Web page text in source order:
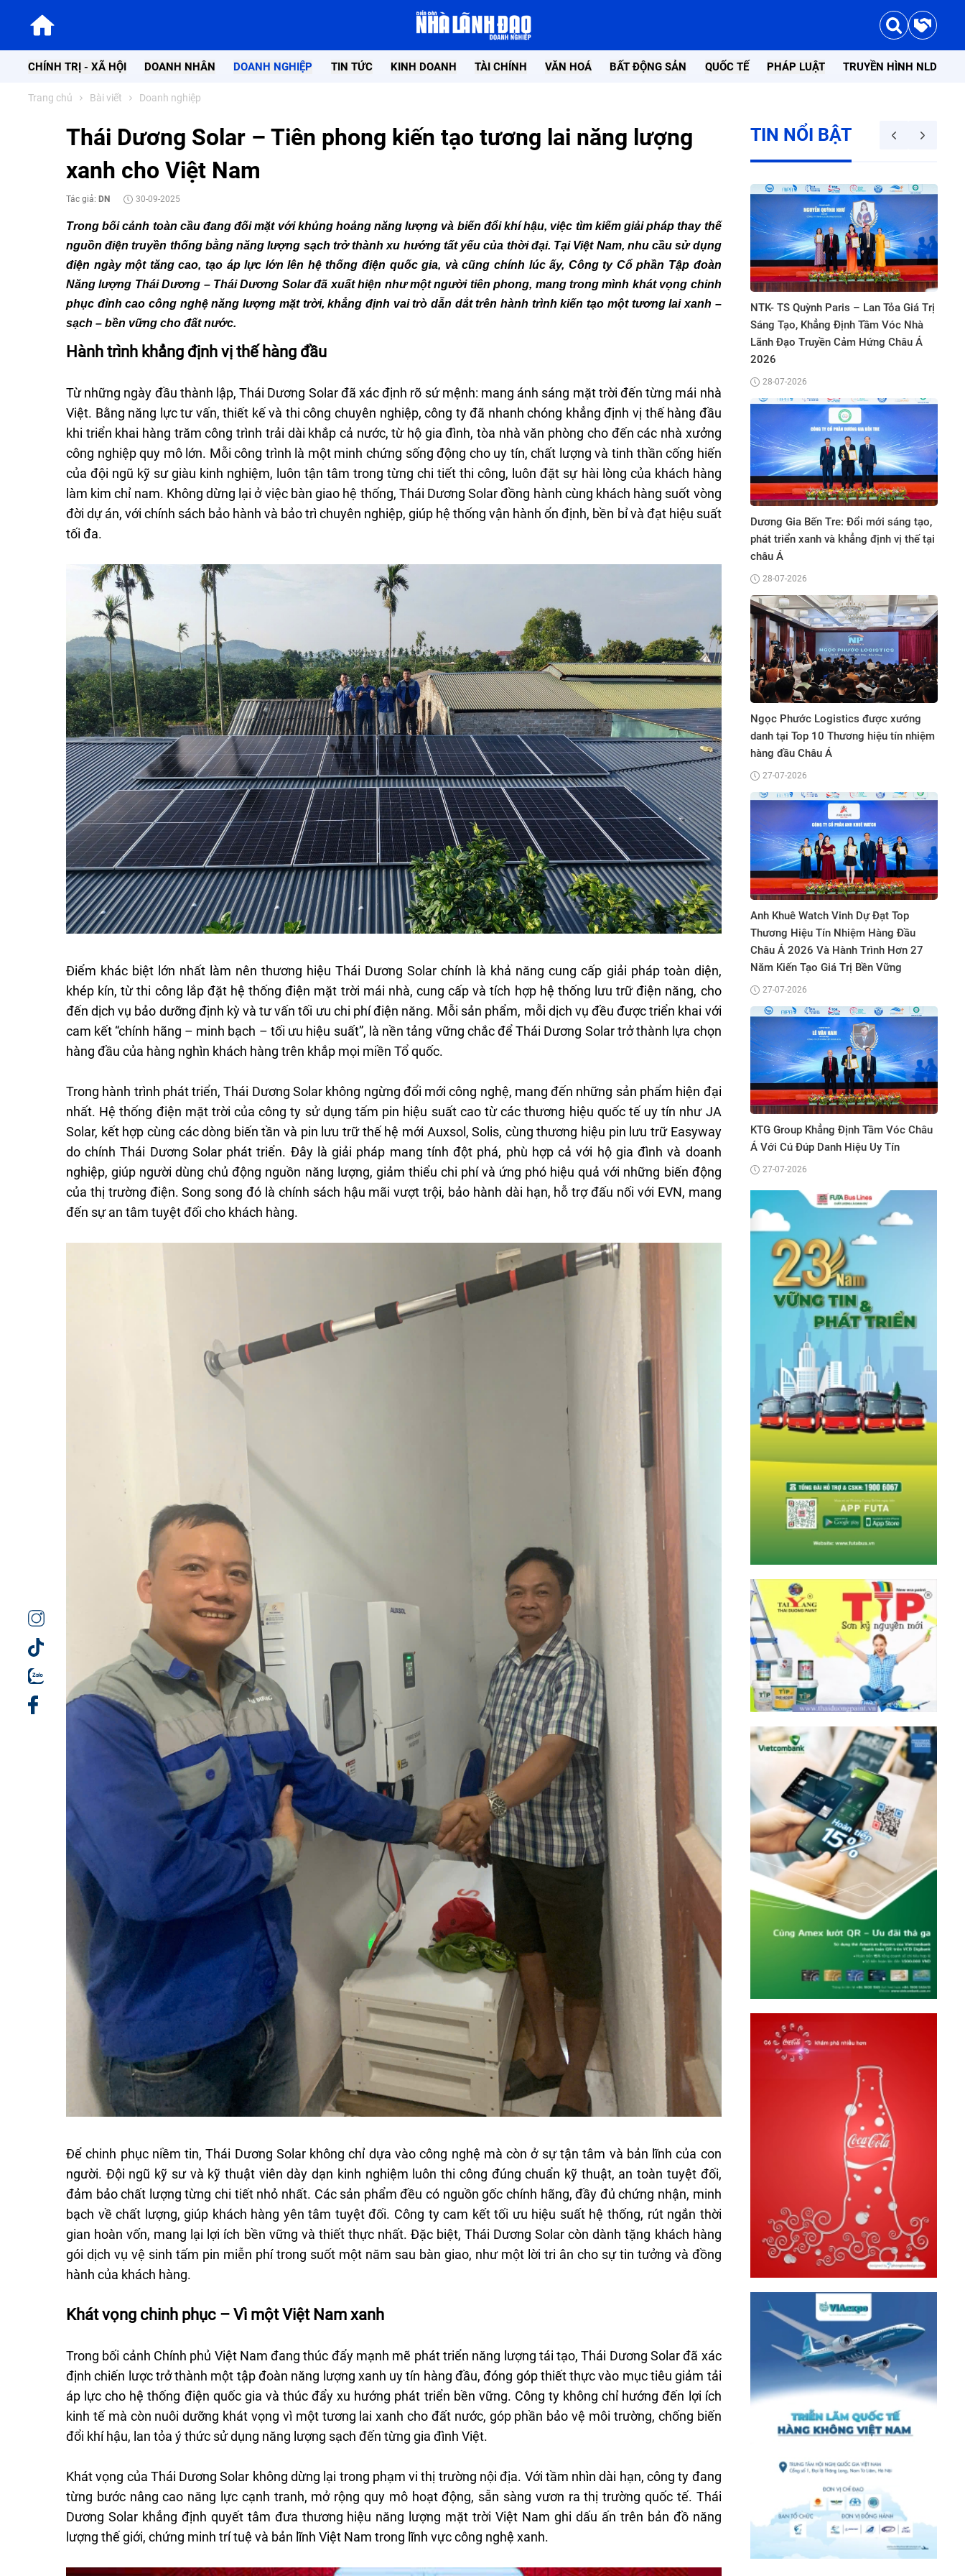
CHÍNH TRỊ - XÃ HỘI DOANH NHÂN DOANH NGHIỆP TIN TỨC KINH DOANH TÀI CHÍNH VĂN HOÁ BẤT ĐỘNG SẢN QUỐC TẾ PHÁP LUẬT TRUYỀN HÌNH NLD
Trang chủ Bài viết Doanh nghiệp
Thái Dương Solar – Tiên phong kiến tạo tương lai năng lượng
xanh cho Việt Nam
Tác giả: DN 30-09-2025
Trong bối cảnh toàn cầu đang đối mặt với khủng hoảng năng lượng và biến đổi khí hậu, việc tìm kiếm giải pháp thay thế
nguồn điện truyền thống bằng năng lượng sạch trở thành xu hướng tất yếu của thời đại. Tại Việt Nam, nhu cầu sử dụng
điện ngày một tăng cao, tạo áp lực lớn lên hệ thống điện quốc gia, và cũng chính lúc ấy, Công ty Cổ phần Tập đoàn
Năng lượng Thái Dương – Thái Dương Solar đã xuất hiện như một người tiên phong, mang trong mình khát vọng chinh
phục đỉnh cao công nghệ năng lượng mặt trời, khẳng định vai trò dẫn dắt trên hành trình kiến tạo một tương lai xanh –
sạch – bền vững cho đất nước.
Hành trình khẳng định vị thế hàng đầu
Từ những ngày đầu thành lập, Thái Dương Solar đã xác định rõ sứ mệnh: mang ánh sáng mặt trời đến từng mái nhà
Việt. Bằng năng lực tư vấn, thiết kế và thi công chuyên nghiệp, công ty đã nhanh chóng khẳng định vị thế hàng đầu
khi triển khai hàng trăm công trình trải dài khắp cả nước, từ hộ gia đình, tòa nhà văn phòng cho đến các nhà xưởng
công nghiệp quy mô lớn. Mỗi công trình là một minh chứng sống động cho uy tín, chất lượng và tinh thần cống hiến
của đội ngũ kỹ sư giàu kinh nghiệm, luôn tận tâm trong từng chi tiết thi công, luôn đặt sự hài lòng của khách hàng
làm kim chỉ nam. Không dừng lại ở việc bàn giao hệ thống, Thái Dương Solar đồng hành cùng khách hàng suốt vòng
đời dự án, với chính sách bảo hành và bảo trì chuyên nghiệp, giúp hệ thống vận hành ổn định, bền bỉ và đạt hiệu suất
tối đa.
Điểm khác biệt lớn nhất làm nên thương hiệu Thái Dương Solar chính là khả năng cung cấp giải pháp toàn diện,
khép kín, từ thi công lắp đặt hệ thống điện mặt trời mái nhà, cung cấp và tích hợp hệ thống lưu trữ điện năng, cho
đến dịch vụ bảo dưỡng định kỳ và tư vấn tối ưu chi phí điện năng. Mỗi sản phẩm, mỗi dịch vụ đều được triển khai với
cam kết “chính hãng – minh bạch – tối ưu hiệu suất”, là nền tảng vững chắc để Thái Dương Solar trở thành lựa chọn
hàng đầu của hàng nghìn khách hàng trên khắp mọi miền Tổ quốc.
Trong hành trình phát triển, Thái Dương Solar không ngừng đổi mới công nghệ, mang đến những sản phẩm hiện đại
nhất. Hệ thống điện mặt trời của công ty sử dụng tấm pin hiệu suất cao từ các thương hiệu quốc tế uy tín như JA
Solar, kết hợp cùng các dòng biến tần và pin lưu trữ thế hệ mới Auxsol, Solis, cùng thương hiệu pin lưu trữ Easyway
do chính Thái Dương Solar phát triển. Đây là giải pháp mang tính đột phá, phù hợp cả với hộ gia đình và doanh
nghiệp, giúp người dùng chủ động nguồn năng lượng, giảm thiểu chi phí và ứng phó hiệu quả với những biến động
của thị trường điện. Song song đó là chính sách hậu mãi vượt trội, bảo hành dài hạn, hỗ trợ đấu nối với EVN, mang
đến sự an tâm tuyệt đối cho khách hàng.
Để chinh phục niềm tin, Thái Dương Solar không chỉ dựa vào công nghệ mà còn ở sự tận tâm và bản lĩnh của con
người. Đội ngũ kỹ sư và kỹ thuật viên dày dạn kinh nghiệm luôn thi công đúng chuẩn kỹ thuật, an toàn tuyệt đối,
đảm bảo chất lượng từng chi tiết nhỏ nhất. Các sản phẩm đều có nguồn gốc chính hãng, đầy đủ chứng nhận, minh
bạch về chất lượng, giúp khách hàng yên tâm tuyệt đối. Công ty cam kết tối ưu hiệu suất hệ thống, rút ngắn thời
gian hoàn vốn, mang lại lợi ích bền vững và thiết thực nhất. Đặc biệt, Thái Dương Solar còn dành tặng khách hàng
gói dịch vụ vệ sinh tấm pin miễn phí trong suốt một năm sau bàn giao, như một lời tri ân cho sự tin tưởng và đồng
hành của khách hàng.
Khát vọng chinh phục – Vì một Việt Nam xanh
Trong bối cảnh Chính phủ Việt Nam đang thúc đẩy mạnh mẽ phát triển năng lượng tái tạo, Thái Dương Solar đã xác
định chiến lược trở thành một tập đoàn năng lượng xanh uy tín hàng đầu, đóng góp thiết thực vào mục tiêu giảm tải
áp lực cho hệ thống điện quốc gia và thúc đẩy xu hướng phát triển bền vững. Công ty không chỉ hướng đến lợi ích
kinh tế mà còn nuôi dưỡng khát vọng vì một tương lai xanh cho đất nước, góp phần bảo vệ môi trường, chống biến
đổi khí hậu, lan tỏa ý thức sử dụng năng lượng sạch đến từng gia đình Việt.
Khát vọng của Thái Dương Solar không dừng lại trong phạm vi thị trường nội địa. Với tầm nhìn dài hạn, công ty đang
từng bước nâng cao năng lực cạnh tranh, mở rộng quy mô hoạt động, sẵn sàng vươn ra thị trường quốc tế. Thái
Dương Solar khẳng định quyết tâm đưa thương hiệu năng lượng mặt trời Việt Nam ghi dấu ấn trên bản đồ năng
lượng thế giới, chứng minh trí tuệ và bản lĩnh Việt Nam trong lĩnh vực công nghệ xanh.
TIN NỔI BẬT
Doanh nhân Trần Quốc Bảo Nhận bằng
khen Top 12 Nhà Lãnh Đạo Doanh
Nghiệp Giỏi 2021
ABB giới thiệu giải pháp và dịch vụ
động cơ điện và biến tần mới nhất tại
Green Flow Solar khởi công dự án điện
Trào lưu sắm vàng "mini" từ 0,1 chỉ và
ROX Living - 1 trong 10 thương hiệu
bất động sản uy tín hàng đầu Châu Á
31-07-2026
Muine Bay Resort – Hành Trình 15
Năm Kiến Tạo Giá Trị Nghỉ Dưỡng
Xanh Bền Vững Bên Vịnh Mũi Né
Khoảnh Khắc Trung Nguyên Legend Và
Trung Nguyên E-Coffee Cùng Được
Vinh Danh “Top 10 Thương Hiệu Tín
Nhiệm Hàng Đầu Châu Á 2026”
29-07-2026
NTK- TS Quỳnh Paris – Lan Tỏa Giá Trị
Sáng Tạo, Khẳng Định Tầm Vóc Nhà
Lãnh Đạo Truyền Cảm Hứng Châu Á
Dương Gia Bến Tre: Đổi mới sáng tạo,
phát triển xanh và khẳng định vị thế tại
Ngọc Phước Logistics được xướng
danh tại Top 10 Thương hiệu tín nhiệm
hàng đầu Châu Á
27-07-2026
Anh Khuê Watch Vinh Dự Đạt Top
Thương Hiệu Tín Nhiệm Hàng Đầu
Châu Á 2026 Và Hành Trình Hơn 27
Năm Kiến Tạo Giá Trị Bền Vững
27-07-2026
KTG Group Khẳng Định Tầm Vóc Châu
Á Với Cú Đúp Danh Hiệu Uy Tín
27-07-2026
1689 Beckent Bauer Lần Thứ Ba
Vinh Danh Top 10 Thương Hiệu
Sắc Việt Nam
Công ty TNHH 26868 – Vinh dự
giải thưởng “Top 10 Doanh
biểu Châu Á – Thái Bình Dương
Bệnh Viện Gia An 115 Đạt Top 5
Thương Hiệu Tiêu Biểu Châu Á –
Bình Dương Tại Bắc Kinh
06-06-2026
Hệ Thống Y Tế 315 Đạt Top
Hiệu Tiêu Biểu Châu Á - Thái Bình
Dương 2026
05-06-2026
Bệnh viện Quốc tế City vinh dự
“Top 3 Thương hiệu tiêu biểu
Thái Bình Dương 2026”
05-06-2026